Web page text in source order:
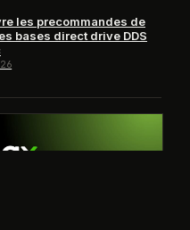
les precommandes de
bases direct drive DDS